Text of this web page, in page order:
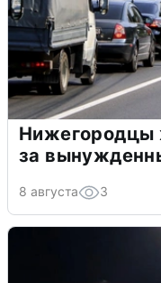
Нижегородцы
за
8 августа 3